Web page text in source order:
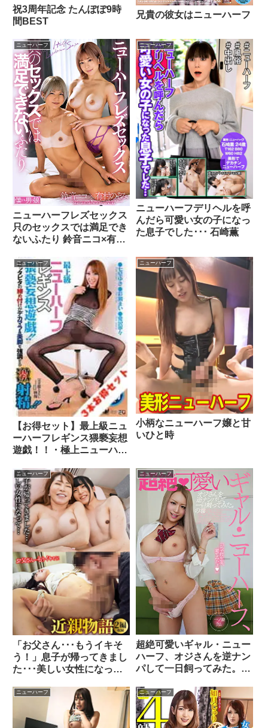
祝3周年記念 たんぽぽ9時
間BEST
兄貴の彼女はニューハーフ
ニューハーフ
ニューハーフレズセックス
只のセックスでは満足でき
ないふたり 鈴音ニコ×有村
ニューハーフ
ニューハーフデリヘルを呼
んだら可愛い女の子になっ
た息子でした･･･ 石崎薫
ニューハーフ
【お得セット】最上級ニュ
ーハーフレギンス猥褻妄想
遊戯！！・極上ニューハー
クニューハーフの日常
ニューハーフ
小柄なニューハーフ嬢と甘
いひと時
ニューハーフ
「お父さん･･･もうイキそ
う！」息子が帰ってきまし
た･･･美しい女性になっ
ニューハーフ
超絶可愛いギャル・ニュー
ハーフ、オジさんを逆ナン
パして一日飼ってみた。の
ニューハーフ ニューハーフ